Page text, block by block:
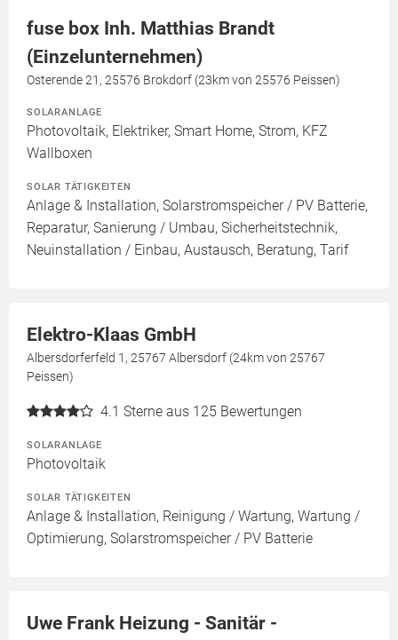
fuse box Inh. Matthias Brandt
(Einzelunternehmen)
Osterende 21, 25576 Brokdorf (23km von 25576 Peissen)
SOLARANLAGE
Photovoltaik, Elektriker, Smart Home, Strom, KFZ
Wallboxen
SOLAR TÄTIGKEITEN
Anlage & Installation, Solarstromspeicher / PV Batterie,
Reparatur, Sanierung / Umbau, Sicherheitstechnik,
Neuinstallation / Einbau, Austausch, Beratung, Tarif
Elektro-Klaas GmbH
Albersdorferfeld 1, 25767 Albersdorf (24km von 25767
Peissen)
4.1 Sterne aus 125 Bewertungen
SOLARANLAGE
Photovoltaik
SOLAR TÄTIGKEITEN
Anlage & Installation, Reinigung / Wartung, Wartung /
Optimierung, Solarstromspeicher / PV Batterie
Uwe Frank Heizung - Sanitär -